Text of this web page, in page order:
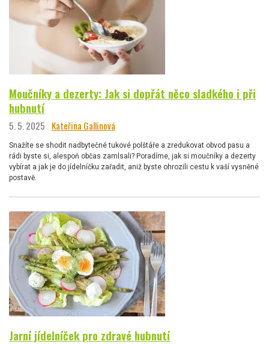
Moučníky a dezerty: Jak si dopřát něco sladkého i při
hubnutí
5. 5. 2025 Kateřina Gallinová
Snažíte se shodit nadbytečné tukové polštáře a zredukovat obvod pasu a
rádi byste si, alespoň občas zamlsali? Poradíme, jak si moučníky a dezerty
vybírat a jak je do jídelníčku zařadit, aniž byste ohrozili cestu k vaší vysněné
postavě.
Jarní jídelníček pro zdravé hubnutí